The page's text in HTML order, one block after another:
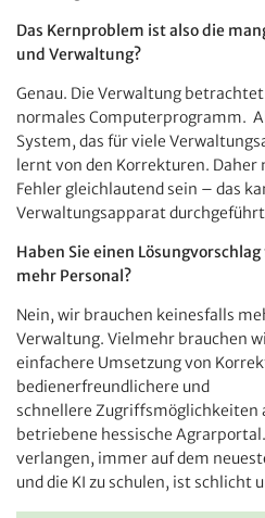
Das Kernproblem ist also die
und Verwaltung?
Genau. Die Verwaltung
normales Computerprogramm.
System, das für viele
lernt von den Korrekturen. Daher
Fehler gleichlautend sein – das
Verwaltungsapparat
Haben Sie einen
mehr Personal?
Nein, wir brauchen keinesfalls
Verwaltung. Vielmehr brauchen
einfachere Umsetzung von
bedienerfreundlichere und
schnellere Zugriffsmöglichkeiten
betriebene hessische
verlangen, immer auf dem
und die KI zu schulen, ist schlicht